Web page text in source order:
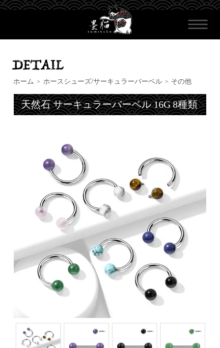
ホーム > ホースシューズ/サーキュラーバーベル > その他
天然石 サーキュラーバーベル 16G 8種類